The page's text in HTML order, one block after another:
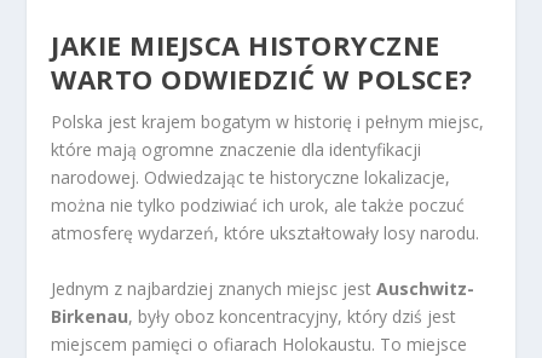
JAKIE MIEJSCA HISTORYCZNE
WARTO ODWIEDZIĆ W POLSCE?
Polska jest krajem bogatym w historię i pełnym miejsc,
które mają ogromne znaczenie dla identyfikacji
narodowej. Odwiedzając te historyczne lokalizacje,
można nie tylko podziwiać ich urok, ale także poczuć
atmosferę wydarzeń, które ukształtowały losy narodu.
Jednym z najbardziej znanych miejsc jestAuschwitz-
Birkenau, były oboz koncentracyjny, który dziś jest
miejscem pamięci o ofiarach Holokaustu. To miejsce